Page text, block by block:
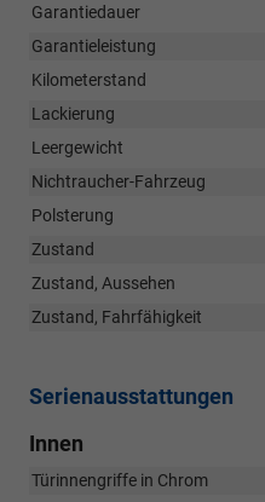
Garantiedauer
Garantieleistung
Kilometerstand
Lackierung
Leergewicht
Nichtraucher-Fahrzeug
Polsterung
Zustand
Zustand, Aussehen
Zustand, Fahrfähigkeit
Serienausstattungen
Innen
Türinnengriffe in Chrom